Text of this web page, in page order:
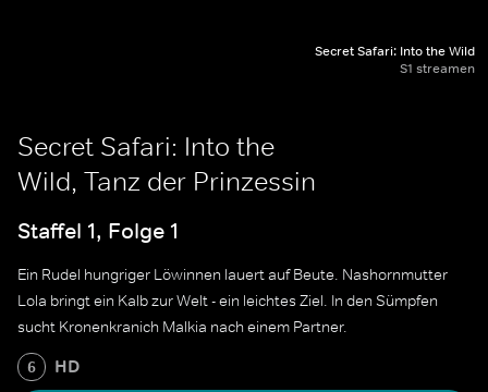
Secret Safari: Into the Wild
S1 streamen
Secret Safari: Into the
Wild, Tanz der Prinzessin
Staffel 1, Folge 1
Ein Rudel hungriger Löwinnen lauert auf Beute. Nashornmutter
Lola bringt ein Kalb zur Welt - ein leichtes Ziel. In den Sümpfen
sucht Kronenkranich Malkia nach einem Partner.
6 HD